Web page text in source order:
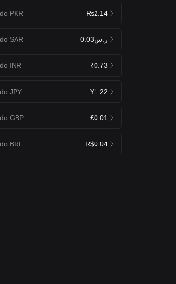
PKR ₨2.14
SAR ر.س0.03
INR ₹0.73
JPY ¥1.22
GBP £0.01
BRL R$0.04